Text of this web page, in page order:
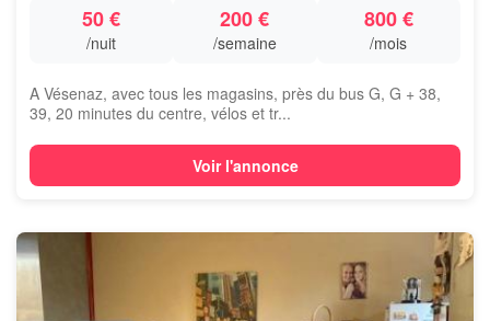
50 €
/nuit
200 €
/semaine
800 €
/mois
A Vésenaz, avec tous les magasins, près du bus G, G + 38,
39, 20 minutes du centre, vélos et tr...
Voir l'annonce